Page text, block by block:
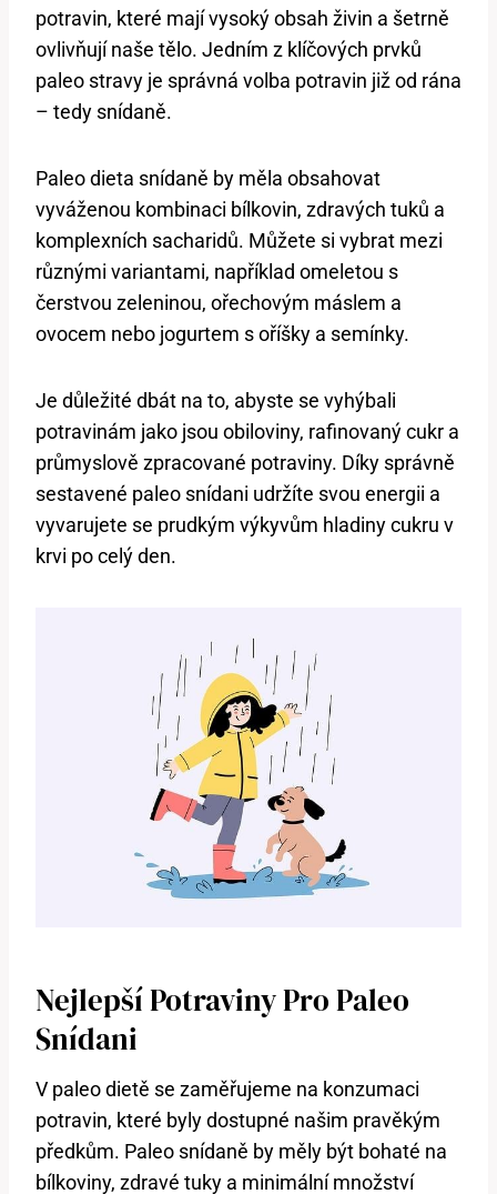
potravin, které mají vysoký obsah živin a šetrně
ovlivňují naše tělo. Jedním z klíčových prvků
paleo stravy je správná volba potravin již od rána
– tedy snídaně.
Paleo dieta snídaně by měla obsahovat
vyváženou kombinaci bílkovin, zdravých tuků a
komplexních sacharidů. Můžete si vybrat mezi
různými variantami, například omeletou s
čerstvou zeleninou, ořechovým máslem a
ovocem nebo jogurtem s oříšky a semínky.
Je důležité dbát na to, abyste se vyhýbali
potravinám jako jsou obiloviny, rafinovaný cukr a
průmyslově zpracované potraviny. Díky správně
sestavené paleo snídani udržíte svou energii a
vyvarujete se prudkým výkyvům hladiny cukru v
krvi po celý den.
Nejlepší Potraviny Pro Paleo
Snídani
V paleo dietě se zaměřujeme na konzumaci
potravin, které byly dostupné našim pravěkým
předkům. Paleo snídaně by měly být bohaté na
bílkoviny, zdravé tuky a minimální množství